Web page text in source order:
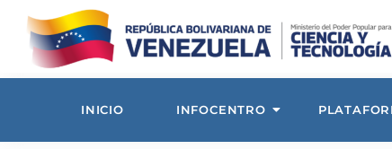
INICIO INFOCENTRO